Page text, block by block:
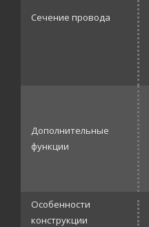
Сечение провода
Дополнительные
функции
Особенности
конструкции